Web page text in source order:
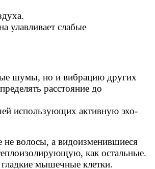
улавливает слабые
шумы, но и вибрацию других
расстояние до
использующих активную эхо-
волосы, а видоизменившиеся
как остальные.
мышечные клетки.